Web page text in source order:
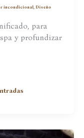
incondicional,Diseño
para
y profundizar